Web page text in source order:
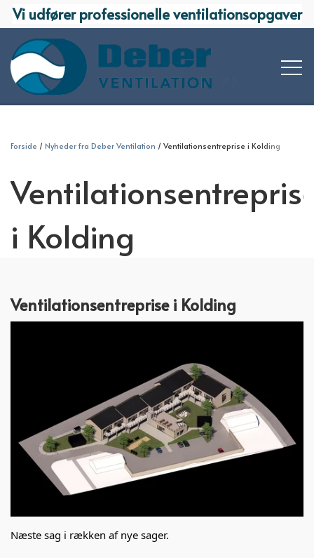
Vi udfører professionelle ventilationsopgaver
KOMPETENCER
PROJEKT & ENTREPRISE
OMBYGNINGER OG MINDRE OPGAVER
VI TILBYDER
AFFUGTNING
BEFUGTNING
BOLIGVENTILATION
KOMFORTVENTILATION
ENERGIOPTIMERING
INDREGULERING
SERVICE
VENTILATIONSRENS
KONTAKT OS
MEDARBEJDERE
ESG-RAPPORT
NYHEDER
Forside Nyheder fra Deber Ventilation Ventilationsentreprise i Kolding
i Kolding
Ventilationsentreprise i Kolding
Næste sag i rækken af nye sager.